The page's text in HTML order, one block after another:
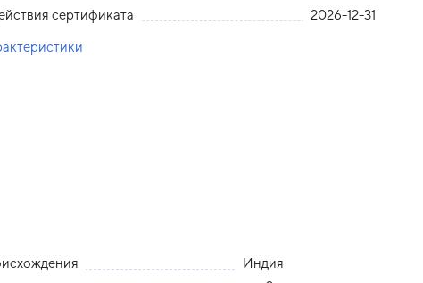
сертификата
2026-12-31
Индия